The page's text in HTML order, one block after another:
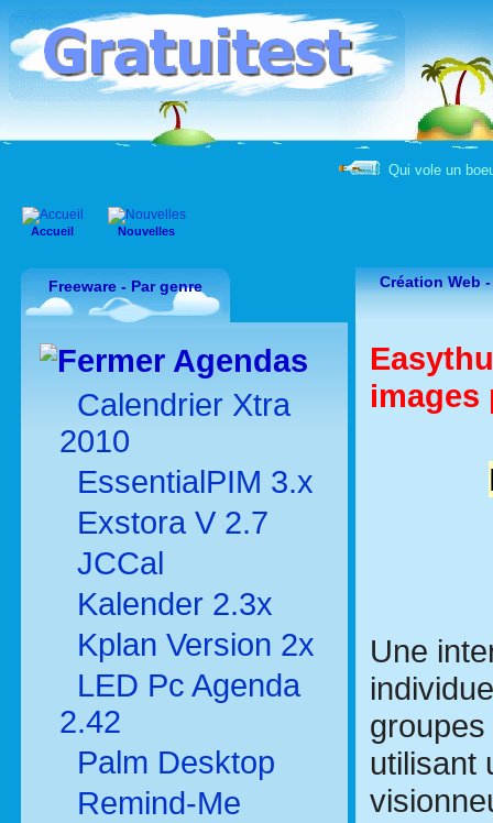
Qui vole un
Accueil Nouvelles
Freeware - Par genre
Agendas
Calendrier Xtra
2010
EssentialPIM 3.x
Exstora V 2.7
JCCal
Kalender 2.3x
Kplan Version 2x
LED Pc Agenda
2.42
Palm Desktop
Remind-Me
Création Web
images
Une
utilisant